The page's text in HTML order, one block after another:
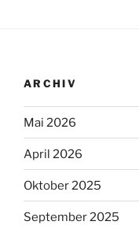
ARCHIV
Mai 2026
April 2026
Oktober 2025
September 2025